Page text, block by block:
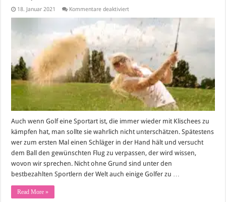
18. Januar 2021 Kommentare deaktiviertfür
Einsteiger:
Tipps
Neulinge
auf
Golfplatz
Auch wenn Golf eine Sportart ist, die immer wieder mit Klischees zu
kämpfen hat, man sollte sie wahrlich nicht unterschätzen. Spätestens
wer zum ersten Mal einen Schläger in der Hand hält und versucht
dem Ball den gewünschten Flug zu verpassen, der wird wissen,
wovon wir sprechen. Nicht ohne Grund sind unter den
bestbezahlten Sportlern der Welt auch einige Golfer zu …
Read More »